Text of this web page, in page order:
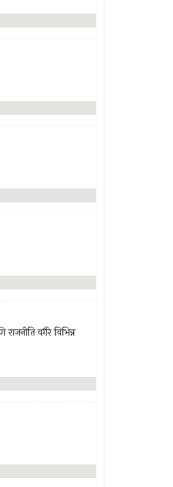
वगैरे विभिन्न